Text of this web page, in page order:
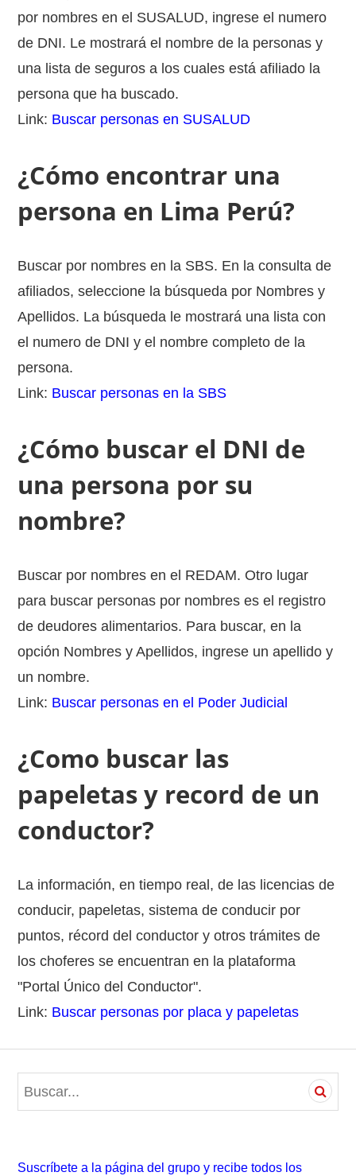
por nombres en el SUSALUD, ingrese el numero
de DNI. Le mostrará el nombre de la personas y
una lista de seguros a los cuales está afiliado la
persona que ha buscado.
Link: Buscar personas en SUSALUD
¿Cómo encontrar una
persona en Lima Perú?
Buscar por nombres en la SBS. En la consulta de
afiliados, seleccione la búsqueda por Nombres y
Apellidos. La búsqueda le mostrará una lista con
el numero de DNI y el nombre completo de la
persona.
Link: Buscar personas en la SBS
¿Cómo buscar el DNI de
una persona por su
nombre?
Buscar por nombres en el REDAM. Otro lugar
para buscar personas por nombres es el registro
de deudores alimentarios. Para buscar, en la
opción Nombres y Apellidos, ingrese un apellido y
un nombre.
Link: Buscar personas en el Poder Judicial
¿Como buscar las
papeletas y record de un
conductor?
La información, en tiempo real, de las licencias de
conducir, papeletas, sistema de conducir por
puntos, récord del conductor y otros trámites de
los choferes se encuentran en la plataforma
"Portal Único del Conductor".
Link: Buscar personas por placa y papeletas
e
Suscríbete a la página del grupo y recibe todos los